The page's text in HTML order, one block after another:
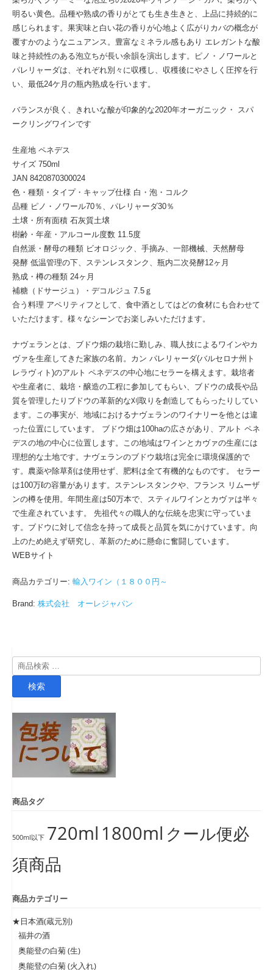
明るい黄色。品種や熟成の香りがとても生き生きと、上品に持続的に
感じられます。果実味と白い花の香りが心地よく広がりカバの概念が
覆すかのようなニュアンス。豊富なミネラル感もあり エレガントな酸
味と持続性のある泡立ちが長い余韻を演出します。ピノ・ノワールと
パレリャーダは、それぞれ別々に収穫し、収穫後にやさしく圧搾を行
い、最低24ケ月の瓶内熟成を行います。
バランスが良く、きれいな酸が印象的な2020年オーガニック・ スパ
ークリングワインです
生産地 ペネデス
サイズ 750ml
JAN 8420870300024
色・種類・タイプ・キャップ仕様 白・泡・コルク
品種 ピノ・ノワール70％、パレリャーダ30％
土壌・所有面積 石灰質土壌
樹齢・年産・アルコール度数 11.5度
自然派・酵母の種類 ビオロジック、手摘み、一部機械、天然酵母
発酵 低温管理の下、ステンレスタンク、瓶内二次発酵12ヶ月
熟成・樽の種類 24ヶ月
補糖（ドサージュ）・デコルジュ 7.5ｇ
合う料理 アペリティフとして、食中酒としてはどの食材にも合わせて
いただけます。様々なシーンでお楽しみいただけます。
ナヴェランとは、ブドウ畑の栽培に勤しみ、職人技によるワインやカ
ヴァを生産してきた家族の名前。カン パレリャーダ(バルセロナ州ト
レラヴィト)のアルト ペネデスの中心地にセラーを構えます。栽培者
や生産者に、栽培・醸造の工程に参加してもらい、ブドウの成長や品
質を管理したりブドウの革新的な刈取りを創造してもらったりしてい
ます。この事実が、地域におけるナヴェランのワイナリーを他とは違
った位置にしています。 ブドウ畑は100haの広さがあり、アルト ペネ
デスの地の中心に位置します。この地域はワインとカヴァの生産には
理想的な土地です。ナヴェランのブドウ栽培は完全に環境保護的で
す。農薬や除草剤は使用せず、肥料は全て有機的なものです。 セラー
は100万ℓの容量があります。ステンレスタンクや、フランス リムーザ
ンの樽を使用。年間生産は50万本で、スティルワインとカヴァは半々
で生産されています。 先祖代々の職人的な伝統を忠実に守っていま
す。ブドウに対して信念を持って成長と品質を気にかけています。向
上のため絶えず研究し、革新のために懸命に奮闘しています。
WEBサイト
商品カテゴリー: 輸入ワイン（１８００円～
Brand: 株式会社 オーレジャパン
検
索
検索
商品タグ
500ml以下 720ml 1800ml クール便必
須商品
商品カテゴリー
★日本酒(蔵元別)
福井の酒
奥能登の白菊 (生)
奥能登の白菊 (火入れ)